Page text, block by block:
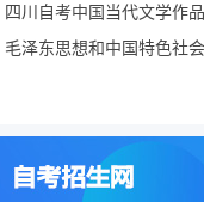
理
系
算
管
理
计
四川自考中国当代文学作品
选毛泽东思想和中国特色社会